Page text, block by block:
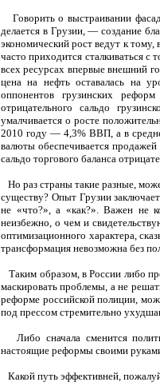
Говорить о выстраивании
делается в Грузии, — создание
экономический рост ведут к
часто приходится сталкиваться
всех ресурсах впервые внешний
цена на нефть оставалась на
оппонентов грузинских
отрицательного сальдо
умалчивается о росте
2010 году — 4,3% ВВП, а в
валюты обеспечивается
сальдо торгового баланса
Но раз страны такие разные,
существу? Опыт Грузии
не «что?», а «как?». Важен не
неизбежно, о чем и
оптимизационного характера,
трансформация невозможна без
Таким образом, в России либо
маскировать проблемы, а не
реформе российской полиции,
под прессом стремительно
Либо сначала сменится
настоящие реформы своими
Какой путь эффективней,